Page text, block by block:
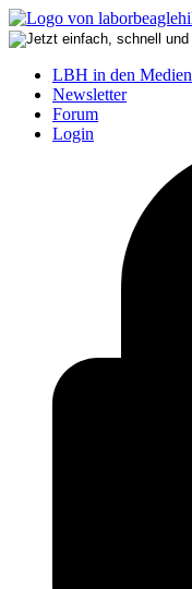
LBH in den Medien
Newsletter
Forum
Login